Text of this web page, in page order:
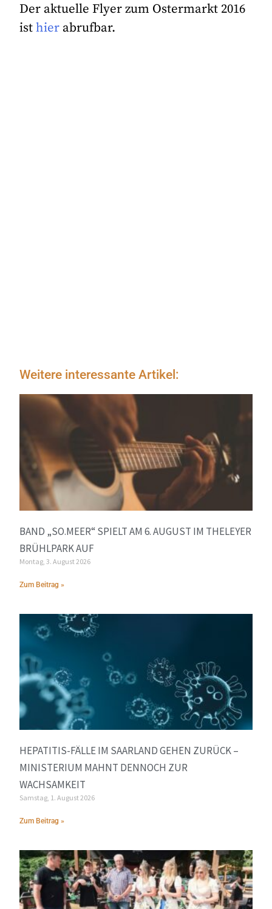
Der aktuelle Flyer zum Ostermarkt 2016
isthier abrufbar.
Weitere interessante Artikel:
BAND „SO.MEER“ SPIELT AM 6. AUGUST IM THELEYER
BRÜHLPARK AUF
Montag, 3. August 2026
Zum Beitrag »
HEPATITIS-FÄLLE IM SAARLAND GEHEN ZURÜCK –
MINISTERIUM MAHNT DENNOCH ZUR
WACHSAMKEIT
Samstag, 1. August 2026
Zum Beitrag »